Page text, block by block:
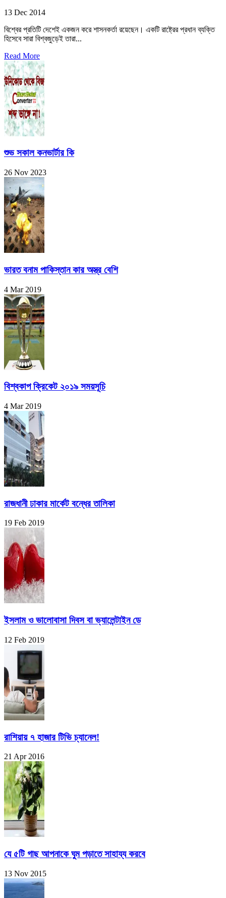
13 Dec 2014
বিশ্বের প্রতিটি দেশেই একজন করে শাসনকর্তা রয়েছেন। একটি রাষ্ট্রের প্রধান ব্যক্তি
হিসেবে সারা বিশ্বজুড়েই তারা...
Read More
শুভ সকাল কনভার্টার কি
26 Nov 2023
ভারত বনাম পাকিস্তান কার অস্ত্র বেশি
4 Mar 2019
বিশ্বকাপ ক্রিকেট ২০১৯ সময়সূচি
4 Mar 2019
রাজধানী ঢাকার মার্কেট বন্ধের তালিকা
19 Feb 2019
ইসলাম ও ভালোবাসা দিবস বা ভ্যালেন্টাইন ডে
12 Feb 2019
রাশিয়ায় ৭ হাজার টিভি চ্যানেল!
21 Apr 2016
যে ৫টি গাছ আপনাকে ঘুম পড়াতে সাহায্য করবে
13 Nov 2015